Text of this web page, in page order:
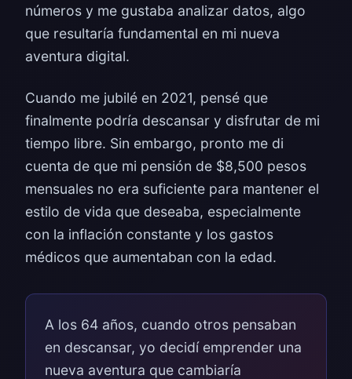
números y me gustaba analizar datos, algo
que resultaría fundamental en mi nueva
aventura digital.
Cuando me jubilé en 2021, pensé que
finalmente podría descansar y disfrutar de mi
tiempo libre. Sin embargo, pronto me di
cuenta de que mi pensión de $8,500 pesos
mensuales no era suficiente para mantener el
estilo de vida que deseaba, especialmente
con la inflación constante y los gastos
médicos que aumentaban con la edad.
A los 64 años, cuando otros pensaban
en descansar, yo decidí emprender una
nueva aventura que cambiaría